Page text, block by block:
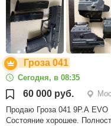
Гроза 041
Сегодня, в 08:35
60 000 руб.
Продаю Гроза 041 9Р.А EVO
Состояние хорошее.